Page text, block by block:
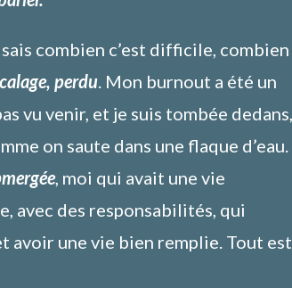
combien c’est difficile, combien
perdu . Mon burnout a été un
vu venir, et je suis tombée dedans,
on saute dans une flaque d’eau.
, moi qui avait une vie
avec des responsabilités, qui
avoir une vie bien remplie. Tout est